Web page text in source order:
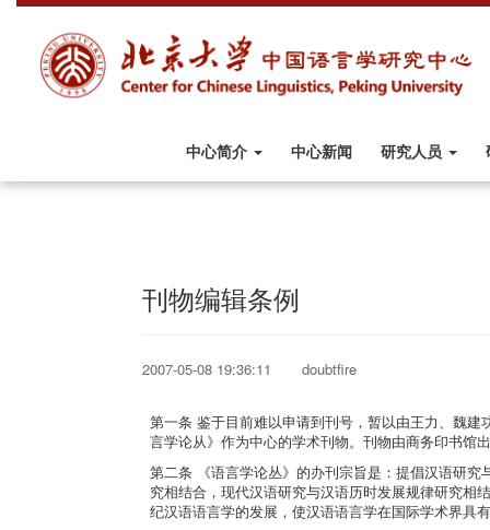
中心简介 中心新闻 研究人员
刊物编辑条例
2007-05-08 19:36:11 doubtfire
第一条 鉴于目前难以申请到刊号，暂以由王力、魏
言学论从》作为中心的学术刊物。刊物由商务印书馆
第二条 《语言学论丛》的办刊宗旨是：提倡汉语研
究相结合，现代汉语研究与汉语历时发展规律研究相
纪汉语语言学的发展，使汉语语言学在国际学术界具